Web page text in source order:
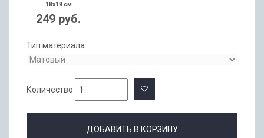
18x18 см
249 руб.
Тип материала
Количество
ДОБАВИТЬ В КОРЗИНУ